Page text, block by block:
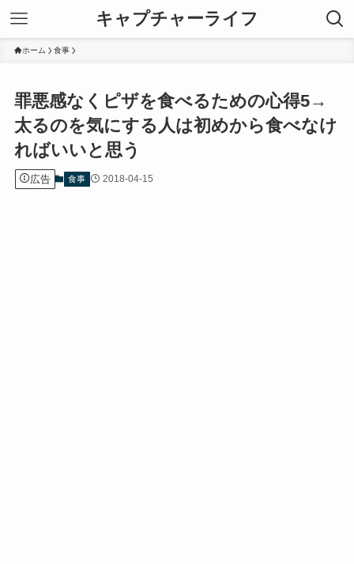
キャプチャーライフ
ホーム 食事
罪悪感なくピザを食べるための心得5→
太るのを気にする人は初めから食べなけ
ればいいと思う
広告 食事 2018-04-15